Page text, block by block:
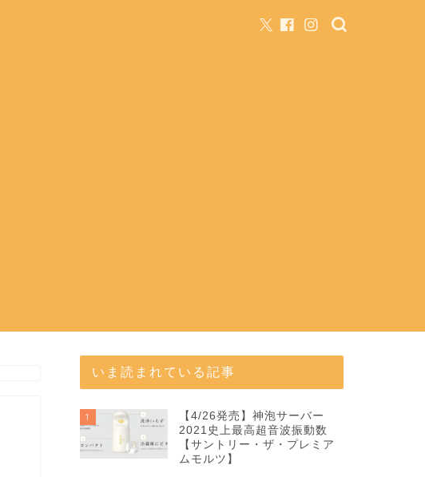
いま読まれている記事
1
【4/26発売】神泡サーバー
2021史上最高超音波振動数
【サントリー・ザ・プレミア
ムモルツ】